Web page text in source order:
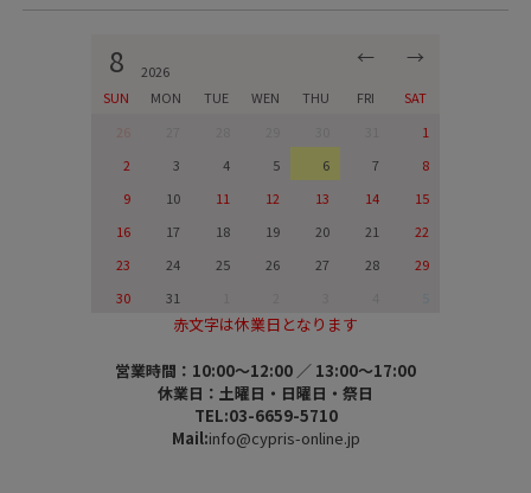
8 2026
← →
SUN MON TUE WEN THU FRI
SAT
1
2
3 4 5 6 7
8
9
10 11 12 13 14
15
16
17 18 19 20 21
22
23
24 25 26 27 28
29
30
31
赤文字は休業日となります
営業時間：10:00～12:00 ／ 13:00～17:00
休業日：土曜日・日曜日・祭日
TEL:03-6659-5710
Mail:info@cypris-online.jp